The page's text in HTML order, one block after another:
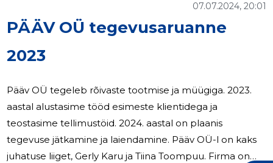
PÄÄV OÜ tegevusaruanne
2023
07.07.2024, 20:01
Pääv OÜ tegeleb rõivaste tootmise ja müügiga. 2023.
aastal alustasime tööd esimeste klientidega ja
teostasime tellimustöid. 2024. aastal on plaanis
tegevuse jätkamine ja laiendamine. Pääv OÜ-l on kaks
juhatuse liiget, Gerly Karu ja Tiina Toompuu. Firma on